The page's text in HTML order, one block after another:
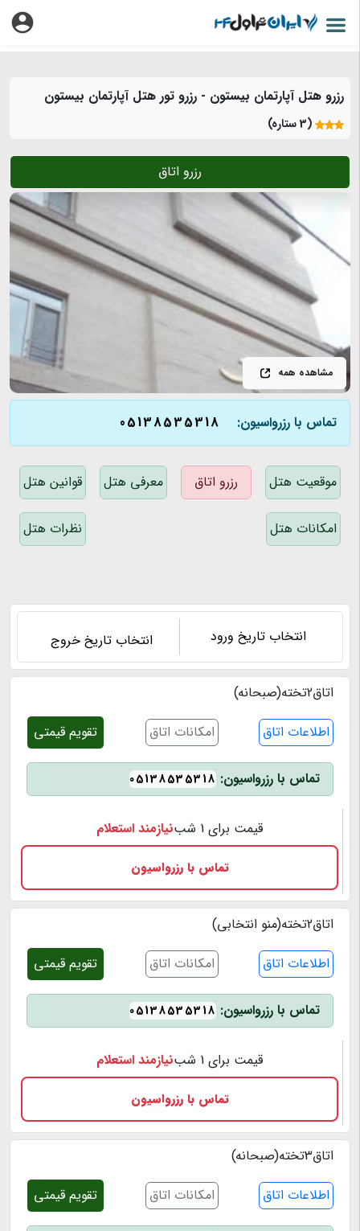
رزرو هتل آپارتمان بیستون - رزرو تور هتل آپارتمان بیستون
(3 ستاره)
رزرو اتاق
مشاهده همه
تماس با رزرواسیون: 05138535318
موقعیت هتل رزرو اتاق معرفی هتل قوانین هتل
امکانات هتل نظرات هتل
اتاق2تخته(صبحانه)
اطلاعات اتاق
امکانات اتاق تقویم قیمتی
تماس با رزرواسیون: 05138535318
قیمت برای 1 شب نیازمند استعلام
تماس با رزرواسیون
اتاق2تخته(منو انتخابی)
اطلاعات اتاق
امکانات اتاق تقویم قیمتی
تماس با رزرواسیون: 05138535318
قیمت برای 1 شب نیازمند استعلام
تماس با رزرواسیون
اتاق3تخته(صبحانه)
اطلاعات اتاق
امکانات اتاق تقویم قیمتی